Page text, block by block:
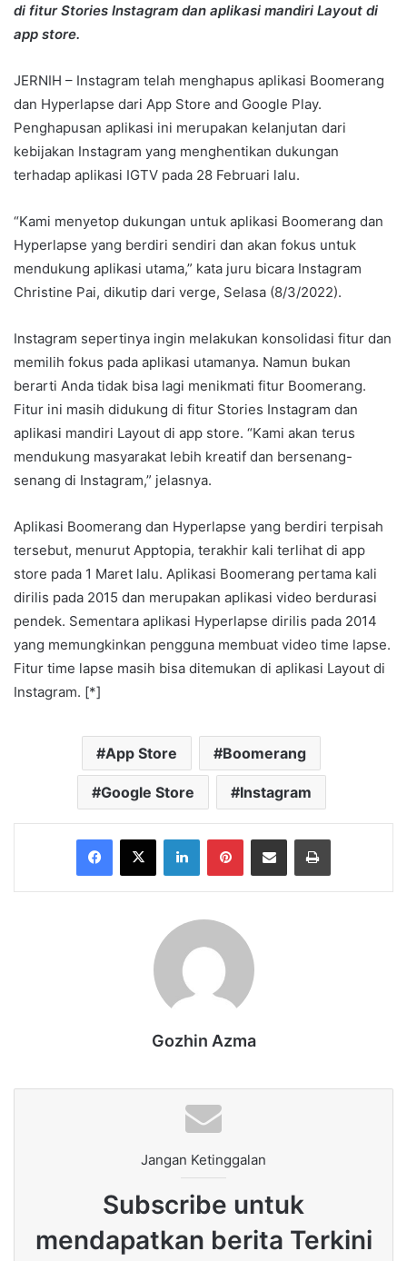
di fitur Stories Instagram dan aplikasi mandiri Layout di
app store.
JERNIH – Instagram telah menghapus aplikasi Boomerang
dan Hyperlapse dari App Store and Google Play.
Penghapusan aplikasi ini merupakan kelanjutan dari
kebijakan Instagram yang menghentikan dukungan
terhadap aplikasi IGTV pada 28 Februari lalu.
“Kami menyetop dukungan untuk aplikasi Boomerang dan
Hyperlapse yang berdiri sendiri dan akan fokus untuk
mendukung aplikasi utama,” kata juru bicara Instagram
Christine Pai, dikutip dari verge, Selasa (8/3/2022).
Instagram sepertinya ingin melakukan konsolidasi fitur dan
memilih fokus pada aplikasi utamanya. Namun bukan
berarti Anda tidak bisa lagi menikmati fitur Boomerang.
Fitur ini masih didukung di fitur Stories Instagram dan
aplikasi mandiri Layout di app store. “Kami akan terus
mendukung masyarakat lebih kreatif dan bersenang-
senang di Instagram,” jelasnya.
Aplikasi Boomerang dan Hyperlapse yang berdiri terpisah
tersebut, menurut Apptopia, terakhir kali terlihat di app
store pada 1 Maret lalu. Aplikasi Boomerang pertama kali
dirilis pada 2015 dan merupakan aplikasi video berdurasi
pendek. Sementara aplikasi Hyperlapse dirilis pada 2014
yang memungkinkan pengguna membuat video time lapse.
Fitur time lapse masih bisa ditemukan di aplikasi Layout di
Instagram. [*]
App Store Boomerang
Google Store Instagram
Facebook
X LinkedInPinterestShare via Email Print
Gozhin Azma
Jangan Ketinggalan
Subscribe untuk
mendapatkan berita Terkini